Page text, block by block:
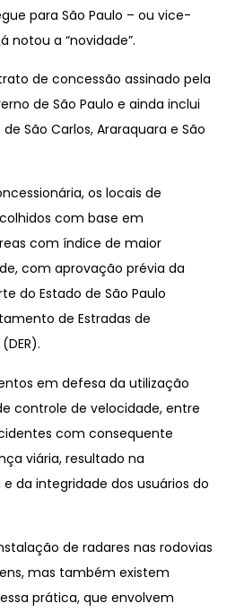
para São Paulo – ou vice-
notou a “novidade”.
de concessão assinado pela
de São Paulo e ainda inclui
São Carlos, Araraquara e São
os locais de
com base em
com índice de maior
com aprovação prévia da
do Estado de São Paulo
de Estradas de
em defesa da utilização
controle de velocidade, entre
com consequente
viária, resultado na
da integridade dos usuários do
de radares nas rodovias
mas também existem
prática, que envolvem